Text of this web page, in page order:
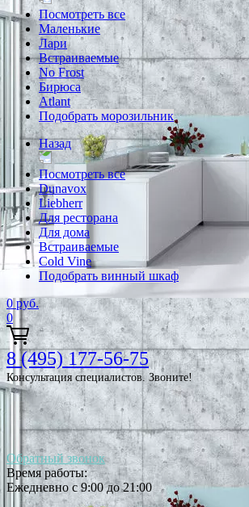
Посмотреть все
Маленькие
Лари
Встраиваемые
No Frost
Бирюса
Atlant
Подобрать морозильник
Назад
Посмотреть все
Dunavox
Liebherr
Для ресторана
Для дома
Встраиваемые
Cold Vine
Подобрать винный шкаф
0 руб.
0
8 (495) 177-56-75
Консультация специалистов. Звоните!
Обратный звонок
Время работы:
Ежедневно с 9:00 до 21:00